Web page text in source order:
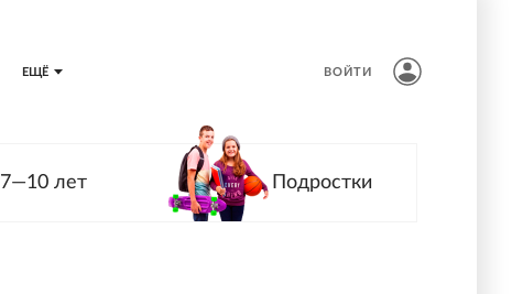
ЕЩЁ ВОЙТИ
7—10 лет Подростки